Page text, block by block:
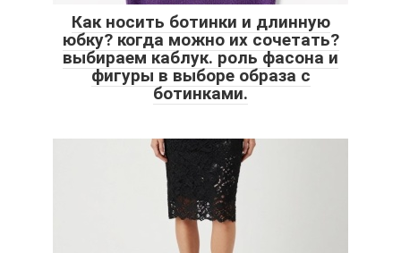
Как носить ботинки и длинную
юбку? когда можно их сочетать?
выбираем каблук. роль фасона и
фигуры в выборе образа с
ботинками.